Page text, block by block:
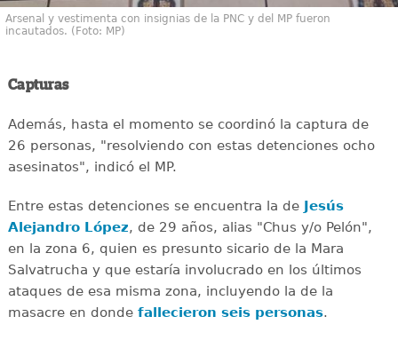
Arsenal y vestimenta con insignias de la PNC y del MP fueron
incautados. (Foto: MP)
Capturas
Además, hasta el momento se coordinó la captura de
26 personas, "resolviendo con estas detenciones ocho
asesinatos", indicó el MP.
Entre estas detenciones se encuentra la de Jesús
Alejandro López, de 29 años, alias "Chus y/o Pelón",
en la zona 6, quien es presunto sicario de la Mara
Salvatrucha y que estaría involucrado en los últimos
ataques de esa misma zona, incluyendo la de la
masacre en donde fallecieron seis personas.